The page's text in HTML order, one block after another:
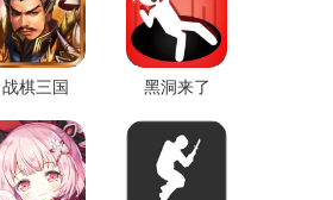
战棋三国 黑洞来了